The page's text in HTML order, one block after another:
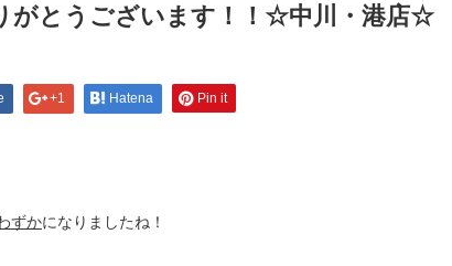
がとうございます！！☆中川・港店☆
+1 Hatena Pin it
ずかになりましたね！